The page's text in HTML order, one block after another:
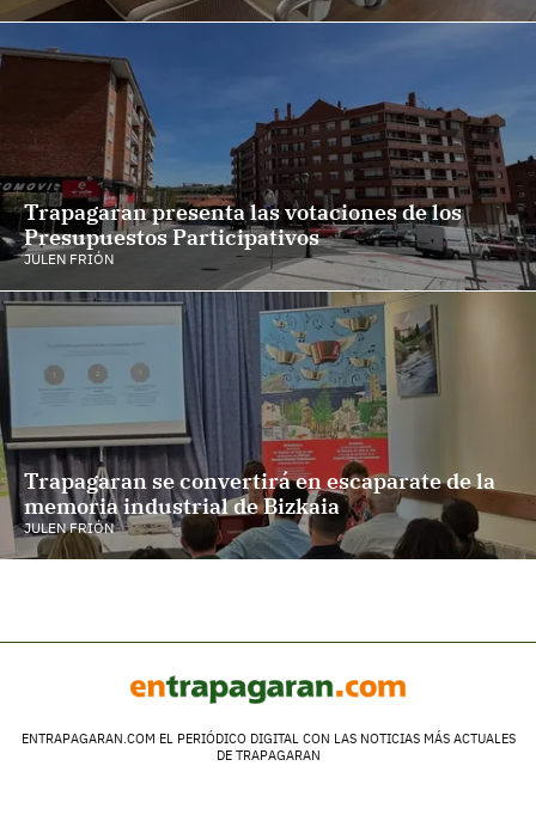
Trapagaran presenta las votaciones de los
Presupuestos Participativos
JULEN FRIÓN
Trapagaran se convertirá en escaparate de la
memoria industrial de Bizkaia
JULEN FRIÓN
ENTRAPAGARAN.COM EL PERIÓDICO DIGITAL CON LAS NOTICIAS MÁS ACTUALES
DE TRAPAGARAN